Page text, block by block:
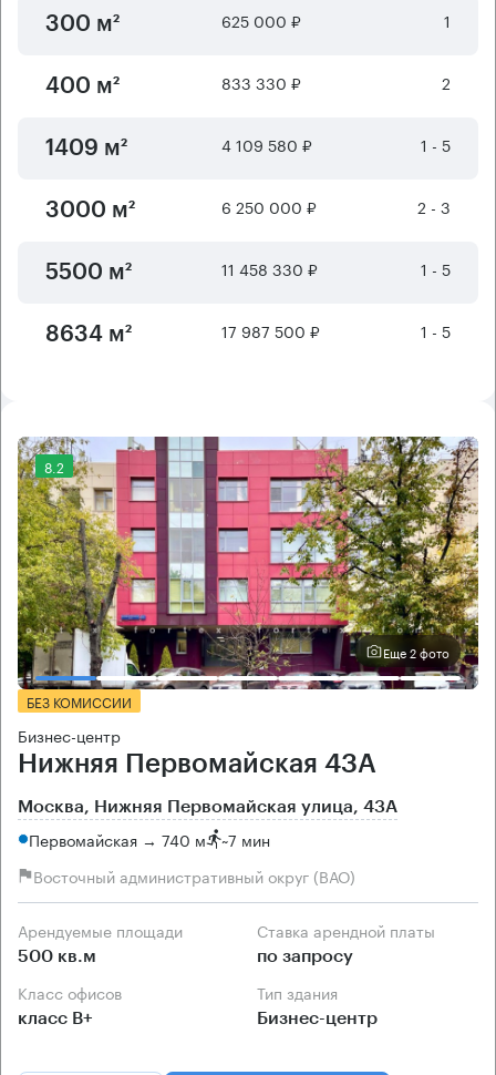
300 м² 625 000 ₽ 1
400 м² 833 330 ₽ 2
1409 м² 4 109 580 ₽ 1 - 5
3000 м² 6 250 000 ₽ 2 - 3
5500 м² 11 458 330 ₽ 1 - 5
8634 м² 17 987 500 ₽ 1 - 5
8.2
Еще 2 фото
БЕЗ КОМИССИИ
Бизнес-центр
Нижняя Первомайская 43А
Москва, Нижняя Первомайская улица, 43А
Первомайская → 740 м ~7 мин
Восточный административный округ (ВАО)
Арендуемые площади
500 кв.м
Ставка арендной платы
по запросу
Класс офисов
класс B+
Тип здания
Бизнес-центр